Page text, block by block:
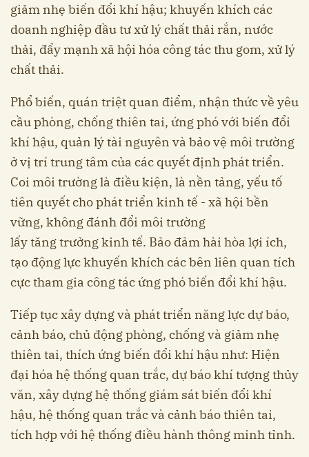
giảm nhẹ biến đổi khí hậu; khuyến khích các
doanh nghiệp đầu tư xử lý chất thải rắn, nước
thải, đẩy mạnh xã hội hóa công tác thu gom, xử lý
chất thải.
Phổ biến, quán triệt quan điểm, nhận thức về yêu
cầu phòng, chống thiên tai, ứng phó với biến đổi
khí hậu, quản lý tài nguyên và bảo vệ môi trường
ở vị trí trung tâm của các quyết định phát triển.
Coi môi trường là điều kiện, là nền tảng, yếu tố
tiên quyết cho phát triển kinh tế - xã hội bền
vững, không đánh đổi môi trường
lấy tăng trưởng kinh tế. Bảo đảm hài hòa lợi ích,
tạo động lực khuyến khích các bên liên quan tích
cực tham gia công tác ứng phó biến đổi khí hậu.
Tiếp tục xây dựng và phát triển năng lực dự báo,
cảnh báo, chủ động phòng, chống và giảm nhẹ
thiên tai, thích ứng biến đổi khí hậu như: Hiện
đại hóa hệ thống quan trắc, dự báo khí tượng thủy
văn, xây dựng hệ thống giám sát biến đổi khí
hậu, hệ thống quan trắc và cảnh báo thiên tai,
tích hợp với hệ thống điều hành thông minh tỉnh.